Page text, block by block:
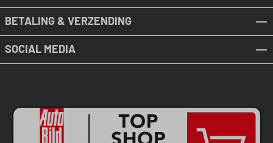
BETALING & VERZENDING
SOCIAL MEDIA